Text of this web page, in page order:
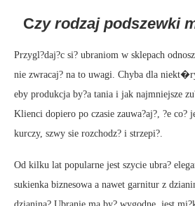
Czy rodzaj podszewki
Przygl?daj?c si? ubraniom w sklepach
nie zwracaj? na to uwagi. Chyba dla
eby produkcja by?a tania i jak najmniejsze
Klienci dopiero po czasie zauwa?aj?, ?e co?
kurczy, szwy sie rozchodz? i strzepi?.
Od kilku lat popularne jest szycie ubra?
sukienka biznesowa a nawet garnitur z